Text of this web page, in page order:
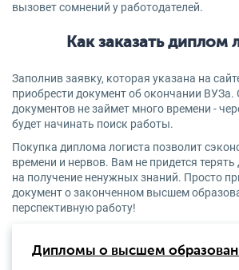
вызовет сомнений у работодателей.
Как заказать диплом
Заполнив заявку, которая указана на
приобрести документ об окончании
документов не займет много времени -
будет начинать поиск работы.
Покупка диплома логиста позволит
времени и нервов. Вам не придется
на получение ненужных знаний. Просто
документ о законченном высшем
перспективную работу!
Дипломы о высшем